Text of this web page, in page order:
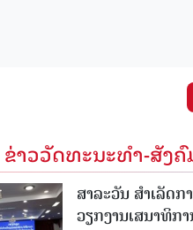
ຂ່າວວັດທະນະທຳ-ສັງຄົ
ສາລະວັນ ສໍາເລັດ
ວຽກງານເສນາທິກ